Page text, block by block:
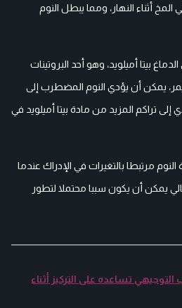
أثناء النهار، ومما يبطل النوم
بيتا أميلويد، وهو أحد البروتينات
يمكن أن يؤدي النوم المضطرب إلى
تراكم المزيد من مادة بيتا أميلويد في
مرتبطا بالتغيرات في الإدراك عندما
يمكن أن يكون سببا محتملا لتطور
تساعده على التركيز أثناء